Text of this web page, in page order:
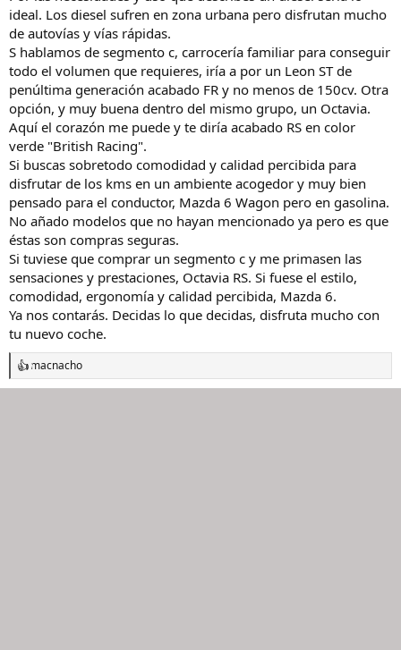
h
i
l
o
o
ideal. Los diesel sufren en zona urbana pero disfrutan mucho
de autovías y vías rápidas.
S hablamos de segmento c, carrocería familiar para conseguir
todo el volumen que requieres, iría a por un Leon ST de
penúltima generación acabado FR y no menos de 150cv. Otra
opción, y muy buena dentro del mismo grupo, un Octavia.
Aquí el corazón me puede y te diría acabado RS en color
verde "British Racing".
Si buscas sobretodo comodidad y calidad percibida para
disfrutar de los kms en un ambiente acogedor y muy bien
pensado para el conductor, Mazda 6 Wagon pero en gasolina.
No añado modelos que no hayan mencionado ya pero es que
éstas son compras seguras.
Si tuviese que comprar un segmento c y me primasen las
sensaciones y prestaciones, Octavia RS. Si fuese el estilo,
comodidad, ergonomía y calidad percibida, Mazda 6.
Ya nos contarás. Decidas lo que decidas, disfruta mucho con
tu nuevo coche.
R
e
macnacho